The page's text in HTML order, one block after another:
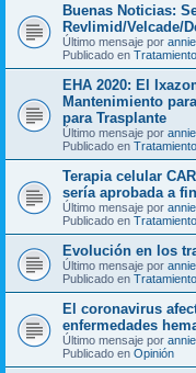
Buenas Noticias:
Revlimid/Velcade/
Último mensaje por annie
Publicado en
EHA 2020: El
Mantenimiento
para Trasplante
Último mensaje por annie
Publicado en
Terapia celular
sería aprobada a
Último mensaje por annie
Publicado en
Evolución en los
Último mensaje por annie
Publicado en
El coronavirus
enfermedades
Último mensaje por annie
Publicado en Opinión